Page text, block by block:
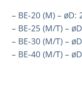
– BE-20 (M) –
– BE-25 (M/T) –
– BE-30 (M/T) –
– BE-40 (M/T) –